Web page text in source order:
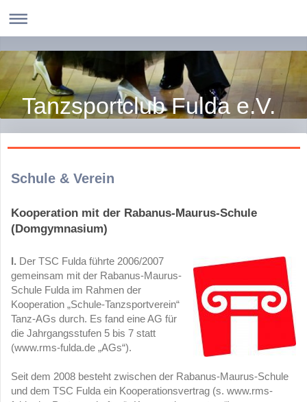
Tanzsportclub Fulda e.V.
Schule & Verein
Kooperation mit der Rabanus-Maurus-Schule
(Domgymnasium)
I. Der TSC Fulda führte 2006/2007
gemeinsam mit der Rabanus-Maurus-
Schule Fulda im Rahmen der
Kooperation „Schule-Tanzsportverein“
Tanz-AGs durch. Es fand eine AG für
die Jahrgangsstufen 5 bis 7 statt
(www.rms-fulda.de „AGs“).
Seit dem 2008 besteht zwischen der Rabanus-Maurus-Schule
und dem TSC Fulda ein Kooperationsvertrag (s. www.rms-